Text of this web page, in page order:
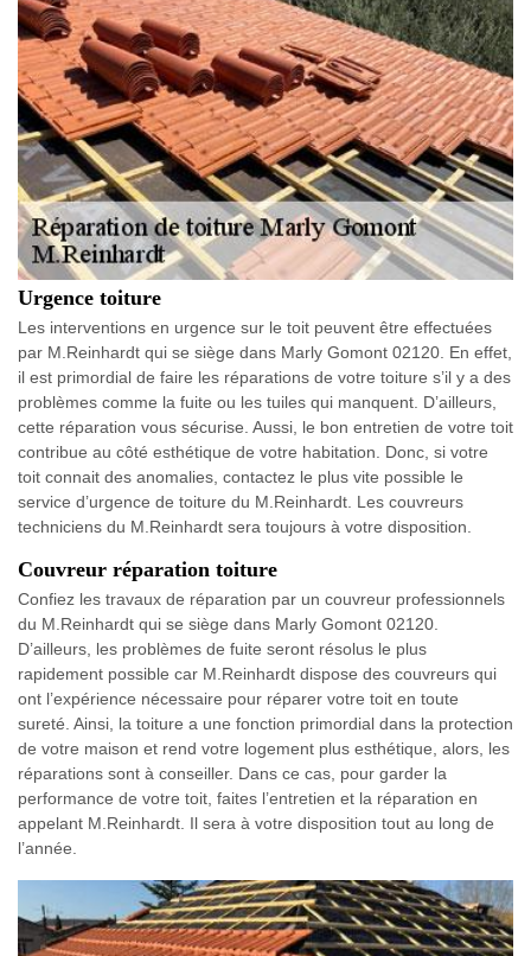
Urgence toiture
Les interventions en urgence sur le toit peuvent être effectuées
par M.Reinhardt qui se siège dans Marly Gomont 02120. En effet,
il est primordial de faire les réparations de votre toiture s’il y a des
problèmes comme la fuite ou les tuiles qui manquent. D’ailleurs,
cette réparation vous sécurise. Aussi, le bon entretien de votre toit
contribue au côté esthétique de votre habitation. Donc, si votre
toit connait des anomalies, contactez le plus vite possible le
service d’urgence de toiture du M.Reinhardt. Les couvreurs
techniciens du M.Reinhardt sera toujours à votre disposition.
Couvreur réparation toiture
Confiez les travaux de réparation par un couvreur professionnels
du M.Reinhardt qui se siège dans Marly Gomont 02120.
D’ailleurs, les problèmes de fuite seront résolus le plus
rapidement possible car M.Reinhardt dispose des couvreurs qui
ont l’expérience nécessaire pour réparer votre toit en toute
sureté. Ainsi, la toiture a une fonction primordial dans la protection
de votre maison et rend votre logement plus esthétique, alors, les
réparations sont à conseiller. Dans ce cas, pour garder la
performance de votre toit, faites l’entretien et la réparation en
appelant M.Reinhardt. Il sera à votre disposition tout au long de
l’année.